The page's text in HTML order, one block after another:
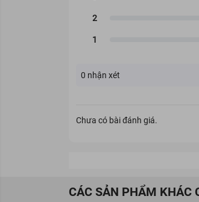
0 nhận xét
Chưa có bài đánh giá.
CÁC SẢN PHẨM KHÁC